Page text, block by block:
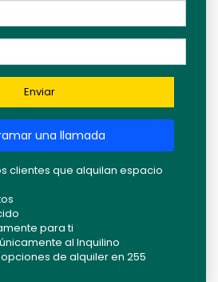
Enviar
una llamada
clientes que alquilan espacio
para ti
al Inquilino
de alquiler en 255